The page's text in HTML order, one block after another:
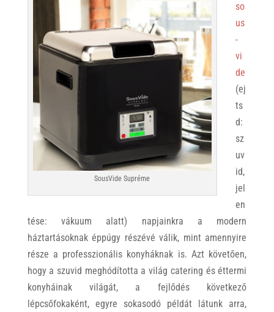
SousVide Supréme
so
us
-
vi
de
(ej
ts
d:
sz
uv
id,
jel
en
tése: vákuum alatt) napjainkra a modern
háztartásoknak éppúgy részévé válik, mint amennyire
része a professzionális konyháknak is. Azt követően,
hogy a szuvid meghódította a világ catering és éttermi
konyháinak világát, a fejlődés következő
lépcsőfokaként, egyre sokasodó példát látunk arra,